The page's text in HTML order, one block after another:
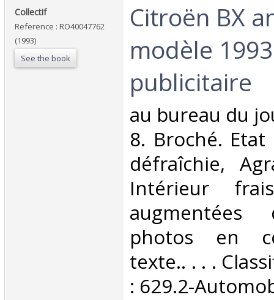
‎Collectif‎
Reference : RO40047762
(1993)
See the book
‎Citroën BX
modèle
publicitaire‎
‎au bureau du
8. Broché. Etat
défraîchie,
Intérieur
augmentées
photos en
texte.. . . .
: 629.2-